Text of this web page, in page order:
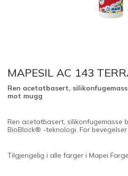
MAPESIL AC 143
Ren acetatbasert,
mot mugg
Ren acetatbasert, silikonfugemasse
BioBlock® -teknologi. For
Tilgjengelig i alle farger i Mapei